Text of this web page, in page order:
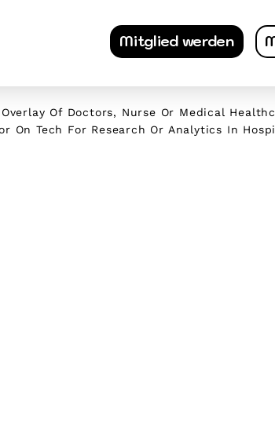
Mitglied werden
Of Doctors, Nurse Or Medical
On Tech For Research Or Analytics In